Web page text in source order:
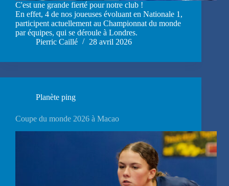
C'est une grande fierté pour notre club !
En effet, 4 de nos joueuses évoluant en Nationale 1,
participent actuellement au Championnat du monde
par équipes, qui se déroule à Londres.
Pierric Caillé
28 avril 2026
Planète ping
Coupe du monde 2026 à Macao